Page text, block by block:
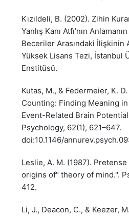
Kızıldeli, B. (2002). Zihin
Yanlış Kanı Atfı’nın
Beceriler Arasındaki İlişkinin
Yüksek Lisans Tezi, İstanbul
Enstitüsü.
Kutas, M., & Federmeier, K.
Counting: Finding Meaning
Event-Related Brain
Psychology, 62(1), 621–647.
doi:10.1146/
Leslie, A. M. (1987).
origins of" theory of mind.".
412.
Li, J., Deacon, C., & Keezer,